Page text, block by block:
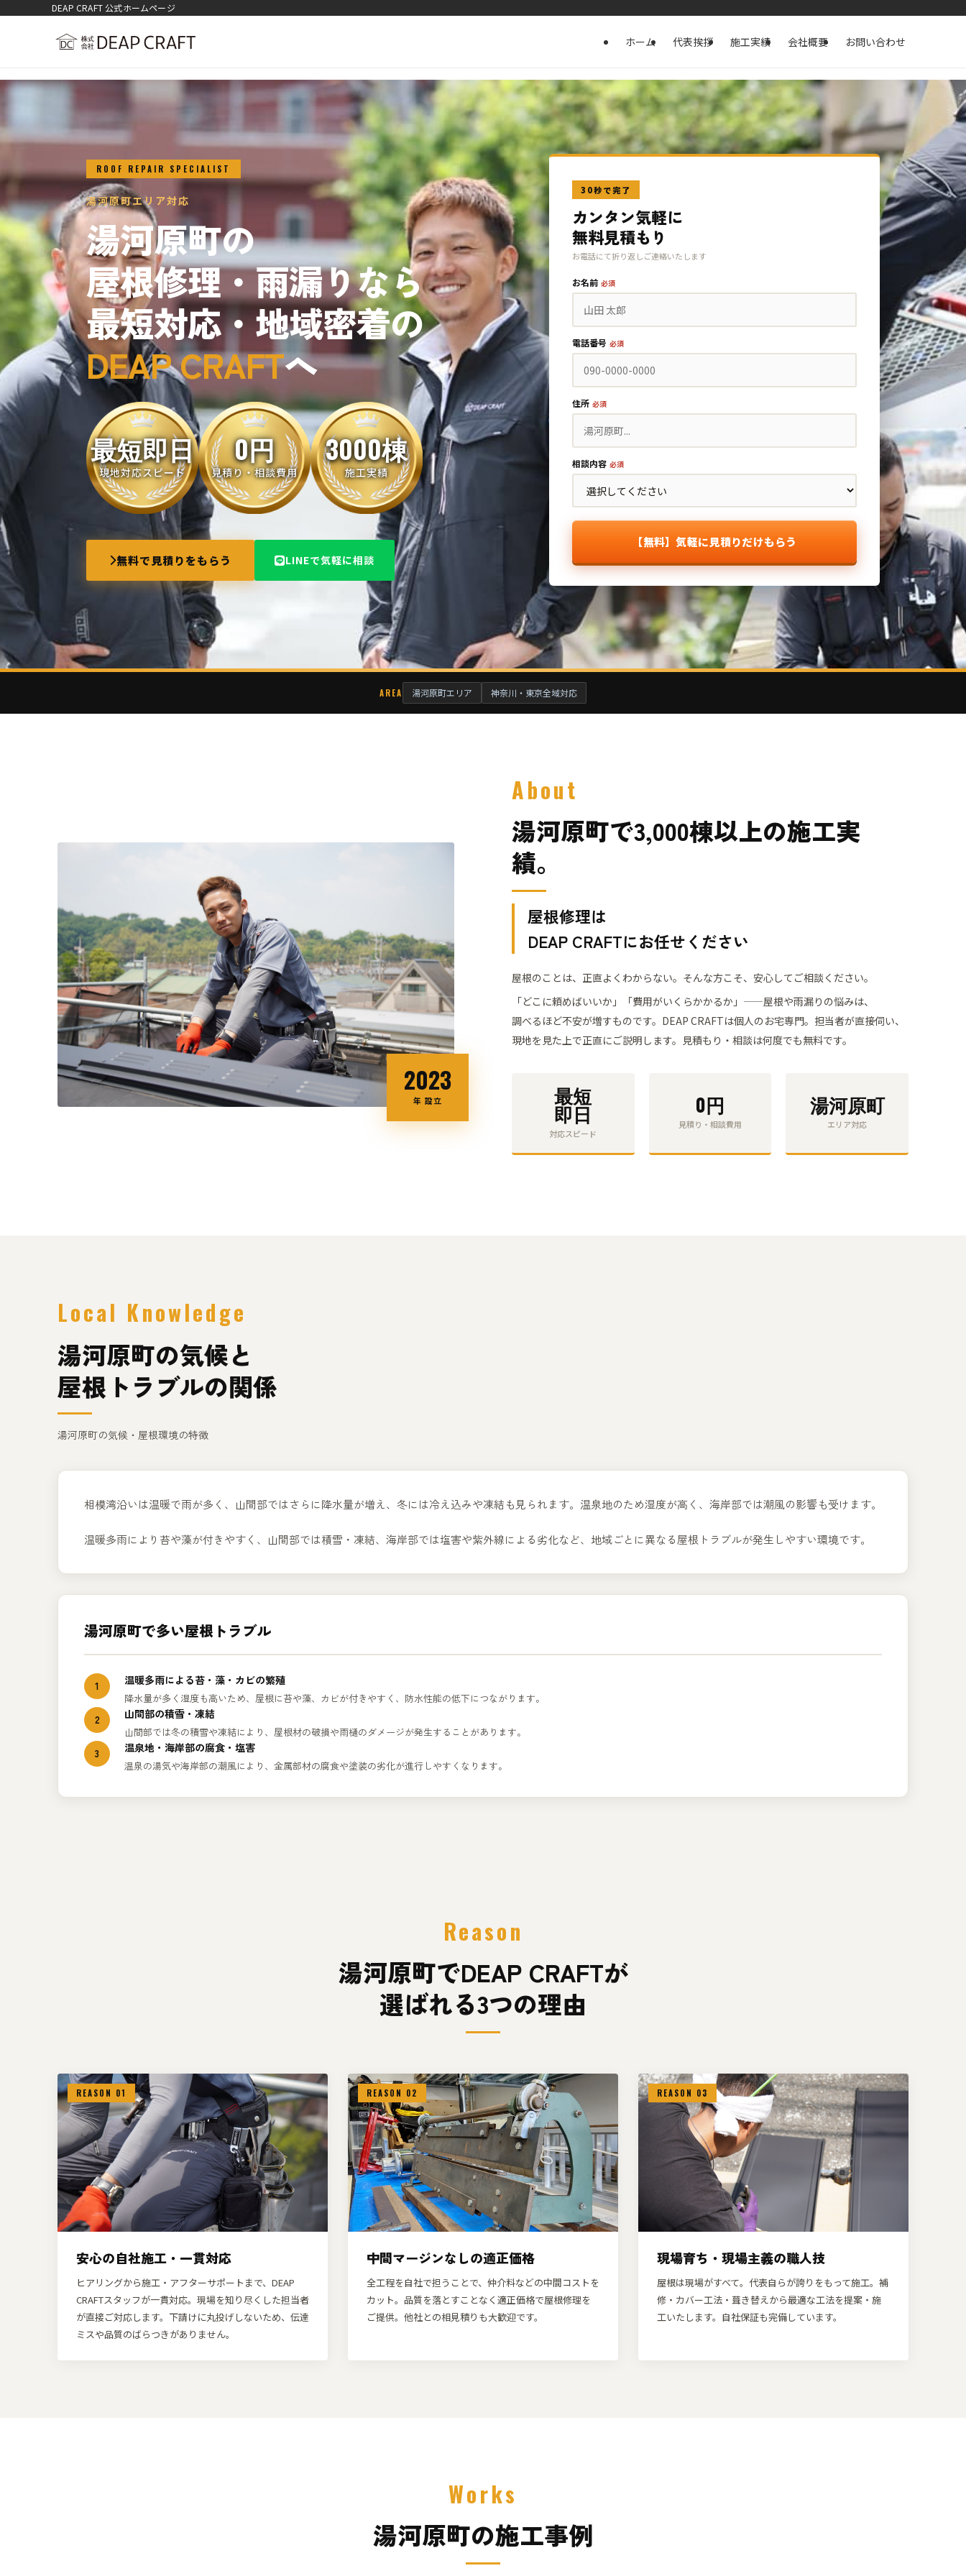
DEAP CRAFT 公式ホームページ
ホーム 代表挨拶 施工実績 会社概要 お問い合わせ
ROOF REPAIR SPECIALIST
湯河原町エリア対応
湯河原町の
屋根修理・雨漏りなら
最短対応・地域密着の
DEAP CRAFTへ
最短即日
現地対応スピード
0円
見積り・相談費用
3000棟
施工実績
無料で見積りをもらう LINEで気軽に相談
30秒で完了
カンタン気軽に
無料見積もり
お電話にて折り返しご連絡いたします
お名前 必須
電話番号 必須
住所 必須
相談内容 必須
【無料】気軽に見積りだけもらう
AREA 湯河原町エリア 神奈川・東京全域対応
2023
年 設立
About
湯河原町で3,000棟以上の施工実
績。
屋根修理は
DEAP CRAFTにお任せください
屋根のことは、正直よくわからない。そんな方こそ、安心してご相談ください。
「どこに頼めばいいか」「費用がいくらかかるか」——屋根や雨漏りの悩みは、
調べるほど不安が増すものです。 DEAP CRAFTは個人のお宅専門。担当者が直接伺い、
現地を見た上で正直にご説明します。 見積もり・相談は何度でも無料です。
最短
即日
対応スピード
0円
見積り・相談費用
湯河原町
エリア対応
Local Knowledge
湯河原町の気候と
屋根トラブルの関係
湯河原町の気候・屋根環境の特徴
相模湾沿いは温暖で雨が多く、山間部ではさらに降水量が増え、冬には冷え込みや凍結も見られます。温泉地のため湿度が高く、海岸部では潮風の影響も受けます。
温暖多雨により苔や藻が付きやすく、山間部では積雪・凍結、海岸部では塩害や紫外線による劣化など、地域ごとに異なる屋根トラブルが発生しやすい環境です。
湯河原町で多い屋根トラブル
1 温暖多雨による苔・藻・カビの繁殖
降水量が多く湿度も高いため、屋根に苔や藻、カビが付きやすく、防水性能の低下につながります。
2
山間部の積雪・凍結
山間部では冬の積雪や凍結により、屋根材の破損や雨樋のダメージが発生することがあります。
3
温泉地・海岸部の腐食・塩害
温泉の湯気や海岸部の潮風により、金属部材の腐食や塗装の劣化が進行しやすくなります。
Reason
湯河原町でDEAP CRAFTが
選ばれる3つの理由
REASON 01
安心の自社施工・一貫対応
ヒアリングから施工・アフターサポートまで、DEAP
CRAFTスタッフが一貫対応。現場を知り尽くした担当者
が直接ご対応します。下請けに丸投げしないため、伝達
ミスや品質のばらつきがありません。
REASON 02
中間マージンなしの適正価格
全工程を自社で担うことで、仲介料などの中間コストを
カット。品質を落とすことなく適正価格で屋根修理を
ご提供。他社との相見積りも大歓迎です。
REASON 03
現場育ち・現場主義の職人技
屋根は現場がすべて。代表自らが誇りをもって施工。補
修・カバー工法・葺き替えから最適な工法を提案・施
工いたします。自社保証も完備しています。
Works
湯河原町の施工事例